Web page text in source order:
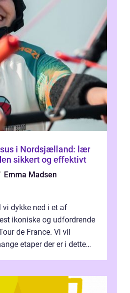
i Nordsjælland: lær
sikkert og effektivt
Emma Madsen
vi dykke ned i et af
ikoniske og udfordrende
de France. Vi vil
etaper der er i dette